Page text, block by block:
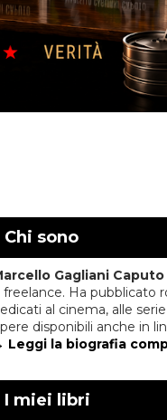
Chi sono
Gagliani Caputo
freelance. Ha pubblicato
al cinema, alle
disponibili anche in
Leggi la biografia
I miei libri